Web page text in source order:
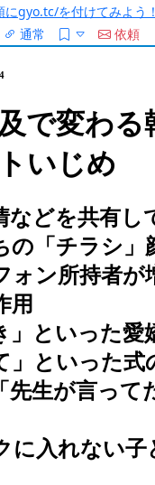
gyo.tc/を付けてみよう！
通常
依頼